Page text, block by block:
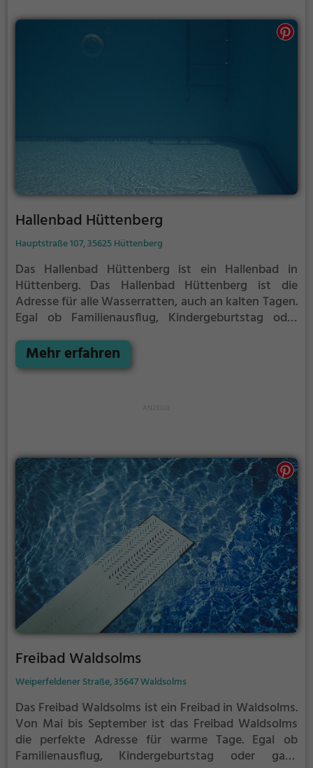
Informationen hierzu findest du auf der Website.
Hallenbad Hüttenberg
Hauptstraße 107, 35625 Hüttenberg
Das Hallenbad Hüttenberg ist ein Hallenbad in
Hüttenberg. Das Hallenbad Hüttenberg ist die
Adresse für alle Wasserratten, auch an kalten Tagen.
Egal ob Familienausflug, Kindergeburtstag oder
Hüttenberg kommt jeder auf seine Kosten.
Mehr erfahren
Freibad Waldsolms
Weiperfeldener Straße, 35647 Waldsolms
Das Freibad Waldsolms ist ein Freibad in Waldsolms.
Von Mai bis September ist das Freibad Waldsolms
die perfekte Adresse für warme Tage. Egal ob
Familienausflug, Kindergeburtstag oder ganz